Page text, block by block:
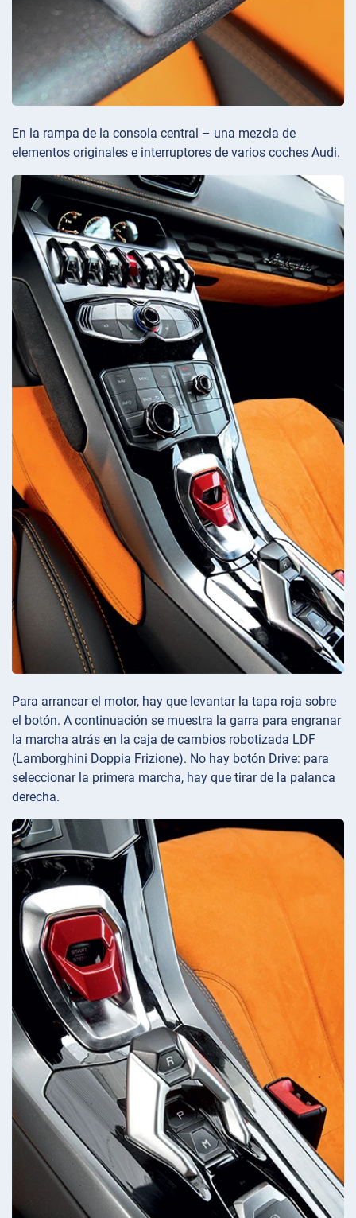
En la rampa de la consola central – una mezcla de
elementos originales e interruptores de varios coches Audi.
Para arrancar el motor, hay que levantar la tapa roja sobre
el botón. A continuación se muestra la garra para engranar
la marcha atrás en la caja de cambios robotizada LDF
(Lamborghini Doppia Frizione). No hay botón Drive: para
seleccionar la primera marcha, hay que tirar de la palanca
derecha.